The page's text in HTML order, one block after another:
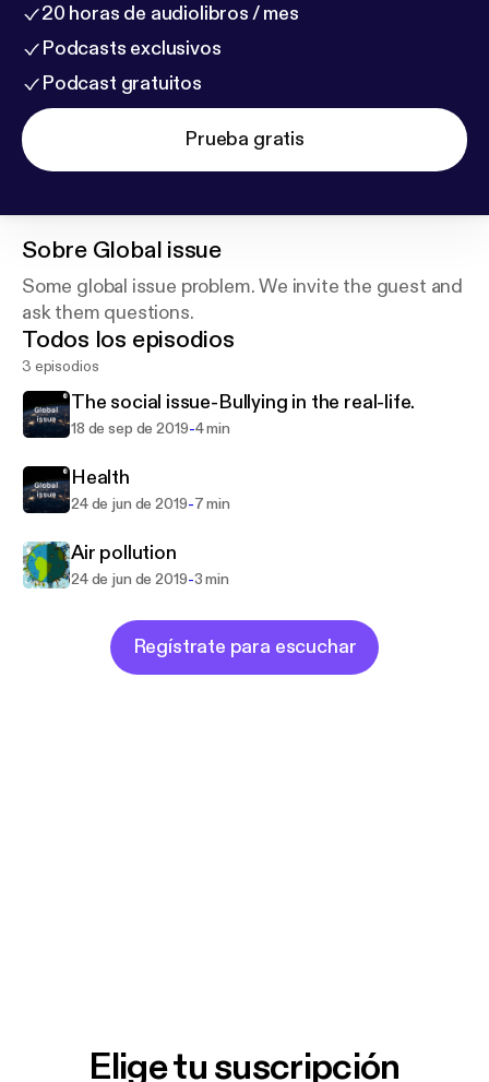
20 horas de audiolibros / mes
Podcasts exclusivos
Podcast gratuitos
Prueba gratis
Sobre Global issue
Some global issue problem. We invite the guest and
ask them questions.
Todos los episodios
3 episodios
The social issue-Bullying in the real-life.
18 de sep de 2019-4 min
Health
24 de jun de 2019-7 min
Air pollution
24 de jun de 2019-3 min
Regístrate para escuchar
Elige tu suscripción